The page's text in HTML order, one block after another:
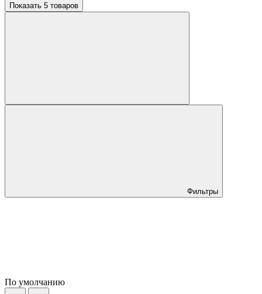
Показать 5 товаров
Фильтры
По умолчанию